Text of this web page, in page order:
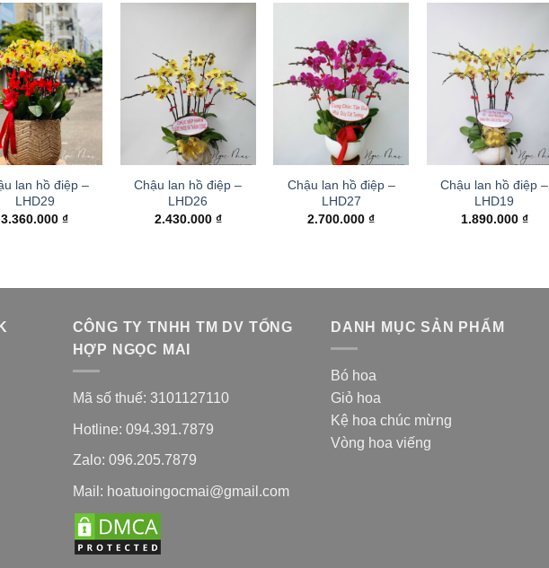
lan hồ điệp –
LHD29
3.360.000₫
Chậu lan hồ điệp –
LHD26
2.430.000 ₫
Chậu lan hồ điệp –
LHD27
2.700.000₫
Chậu lan hồ điệp –
LHD19
1.890.000 ₫
CÔNG TY TNHH TM DV TỔNG
HỢP NGỌC MAI
Mã số thuế: 3101127110
Hotline: 094.391.7879
Zalo: 096.205.7879
Mail: hoatuoingocmai@gmail.com
DANH MỤC SẢN PHẨM
Bó hoa
Giỏ hoa
Kệ hoa chúc mừng
Vòng hoa viếng